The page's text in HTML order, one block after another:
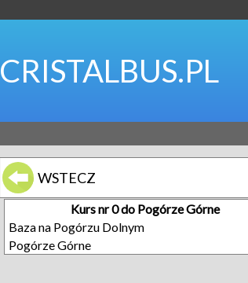
CRISTALBUS.PL
WSTECZ
Kurs nr 0 do Pogórze Górne
Baza na Pogórzu Dolnym
Pogórze Górne